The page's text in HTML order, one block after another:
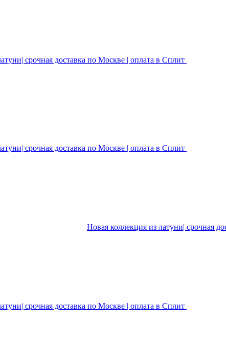
срочная доставка по Москве | оплата в Сплит
срочная доставка по Москве | оплата в Сплит
Новая коллекция из латуни| срочная
срочная доставка по Москве | оплата в Сплит